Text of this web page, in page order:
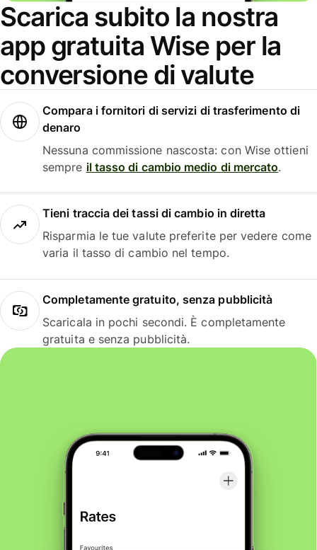
Scarica subito la nostra
app gratuita Wise per la
conversione di valute
Compara i fornitori di servizi di trasferimento di
denaro
Nessuna commissione nascosta: con Wise ottieni
sempre il tasso di cambio medio di mercato.
Tieni traccia dei tassi di cambio in diretta
Risparmia le tue valute preferite per vedere come
varia il tasso di cambio nel tempo.
Completamente gratuito, senza pubblicità
Scaricala in pochi secondi. È completamente
gratuita e senza pubblicità.